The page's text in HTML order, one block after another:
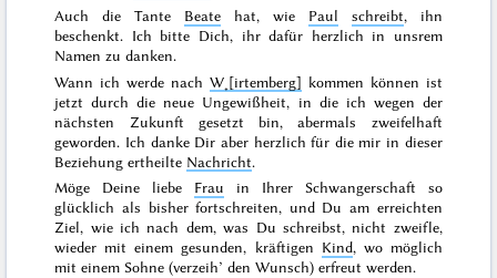
Auch die Tante Beate hat, wie Paul schreibt, ihn
beschenkt. Ich bitte Dich, ihr dafür herzlich in unsrem
Namen zu danken.
Wann ich werde nach W˖[irtemberg] kommen können ist
jetzt durch die neue Ungewißheit, in die ich wegen der
nächsten Zukunft gesetzt bin, abermals zweifelhaft
geworden. Ich danke Dir aber herzlich für die mir in dieser
Beziehung ertheilte Nachricht.
Möge Deine liebe Frau in Ihrer Schwangerschaft so
glücklich als bisher fortschreiten, und Du am erreichten
Ziel, wie ich nach dem, was Du schreibst, nicht zweifle,
wieder mit einem gesunden, kräftigen Kind, wo möglich
mit einem Sohne (verzeih’ den Wunsch) erfreut werden.